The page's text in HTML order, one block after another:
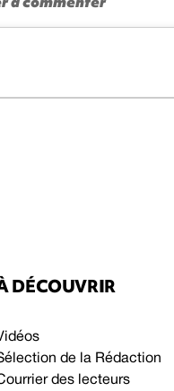
DÉCOUVRIR
de la Rédaction
des lecteurs